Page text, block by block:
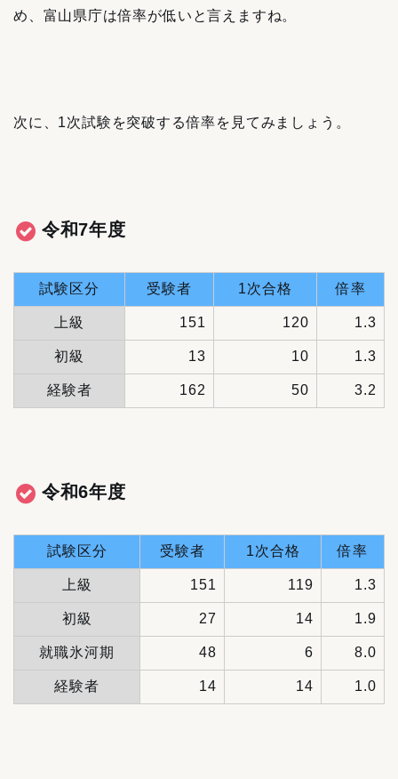
め、富山県庁は倍率が低いと言えますね。
次に、1次試験を突破する倍率を見てみましょう。
令和7年度
試験区分 受験者 1次合格 倍率
上級 151 120 1.3
初級 13 10 1.3
経験者 162 50 3.2
令和6年度
試験区分 受験者 1次合格 倍率
上級 151 119 1.3
初級 27 14 1.9
就職氷河期 48 6 8.0
経験者 14 14 1.0